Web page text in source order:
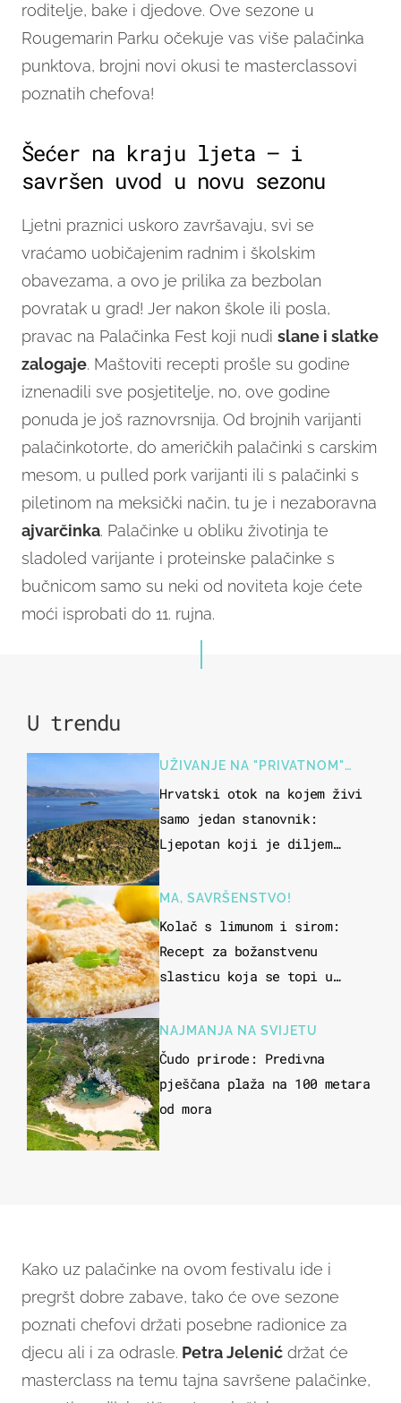
roditelje, bake i djedove. Ove sezone u
Rougemarin Parku očekuje vas više palačinka
punktova, brojni novi okusi te masterclassovi
poznatih chefova!
Šećer na kraju ljeta – i
savršen uvod u novu sezonu
Ljetni praznici uskoro završavaju, svi se
vraćamo uobičajenim radnim i školskim
obavezama, a ovo je prilika za bezbolan
povratak u grad! Jer nakon škole ili posla,
pravac na Palačinka Fest koji nudi slane i slatke
zalogaje. Maštoviti recepti prošle su godine
iznenadili sve posjetitelje, no, ove godine
ponuda je još raznovrsnija. Od brojnih varijanti
palačinkotorte, do američkih palačinki s carskim
mesom, u pulled pork varijanti ili s palačinki s
piletinom na meksički način, tu je i nezaboravna
ajvarčinka. Palačinke u obliku životinja te
sladoled varijante i proteinske palačinke s
bučnicom samo su neki od noviteta koje ćete
moći isprobati do 11. rujna.
U trendu
UŽIVANJE NA "PRIVATNOM"
OTOKU
Hrvatski otok na kojem živi
samo jedan stanovnik:
Ljepotan koji je diljem
"bijelom zlatu"
MA, SAVRŠENSTVO!
Kolač s limunom i sirom:
Recept za božanstvenu
slasticu koja se topi u
NAJMANJA NA SVIJETU
Čudo prirode: Predivna
pješčana plaža na 100 metara
od mora
Kako uz palačinke na ovom festivalu ide i
pregršt dobre zabave, tako će ove sezone
poznati chefovi držati posebne radionice za
djecu ali i za odrasle. Petra Jelenić držat će
masterclass na temu tajna savršene palačinke,